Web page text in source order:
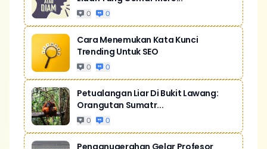
0 0
Cara Menemukan Kata Kunci
Trending Untuk SEO
0 0
Petualangan Liar Di Bukit Lawang:
Orangutan Sumatr...
0 0
Penganugerahan Gelar Profesor